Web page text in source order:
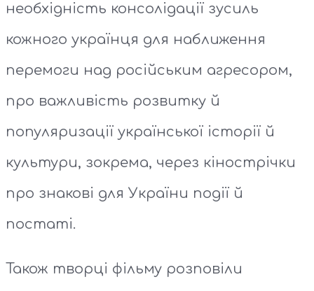
необхідність консолідації зусиль
кожного українця для наближення
перемоги над російським агресором,
про важливість розвитку й
популяризації української історії й
культури, зокрема, через кінострічки
про знакові для України події й
постаті.
Також творці фільму розповіли